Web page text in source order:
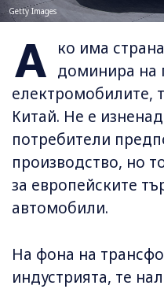
Getty Images
А
ко има
доминира на
електромобилите,
Китай. Не е
потребители
производство, но
за европейските
автомобили.
На фона на
индустрията, те